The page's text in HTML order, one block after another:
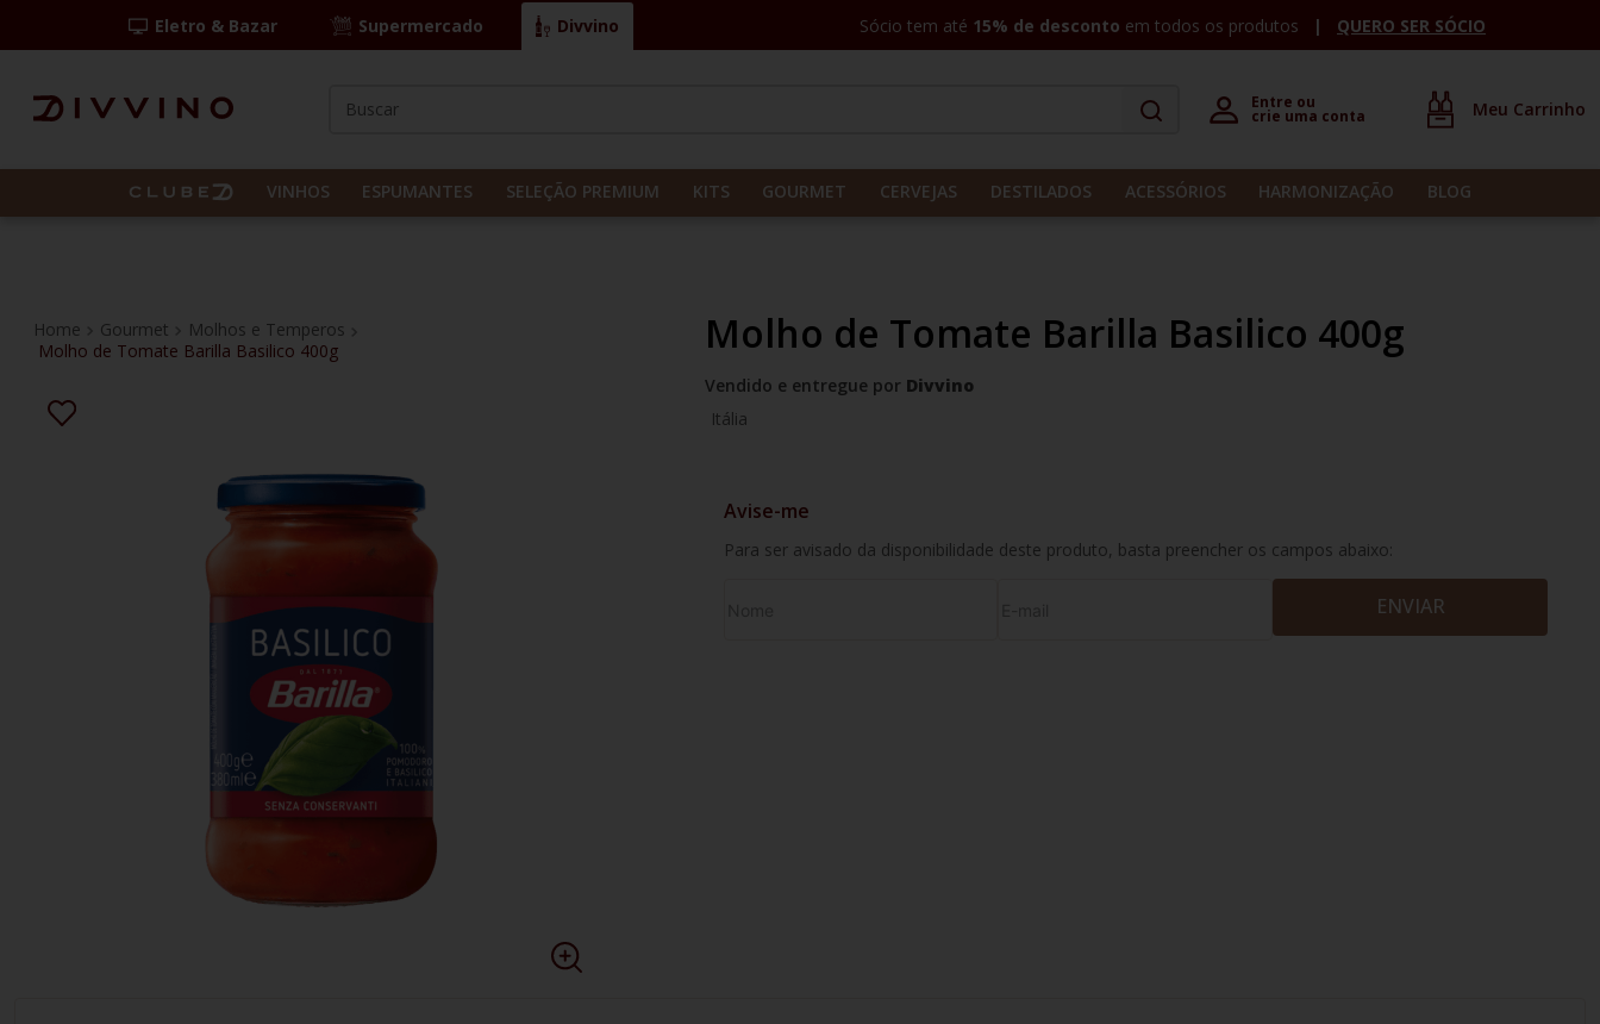
Eletro & Bazar Supermercado Divvino Sócio tem até 15% de desconto em todos os produtos QUERO SER SÓCIO
º las camelias
8º frança
chablis
Entre ou
crie uma conta
VINHOS ESPUMANTES SELEÇÃO PREMIUM KITS GOURMET CERVEJAS DESTILADOS ACESSÓRIOS HARMONIZAÇÃO BLOG
Gourmet
Molhos e Temperos
Molho de Tomate Barilla Basilico 400g
Molho de Tomate Barilla Basilico 400g
Vendido e entregue por Divvino
Itália
Avise-me
Para ser avisado da disponibilidade deste produto, basta preencher os campos abaixo:
ENVIAR